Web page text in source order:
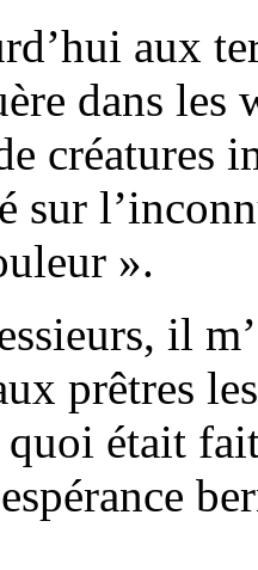
aux
dans les
créatures
sur
».
il
prêtres
quoi était